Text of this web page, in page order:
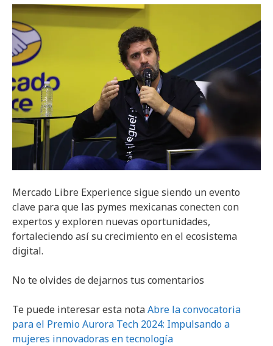
Mercado Libre Experience sigue siendo un evento
clave para que las pymes mexicanas conecten con
expertos y exploren nuevas oportunidades,
fortaleciendo así su crecimiento en el ecosistema
digital.
No te olvides de dejarnos tus comentarios
Te puede interesar esta notaAbre la convocatoria
para el Premio Aurora Tech 2024: Impulsando a
mujeres innovadoras en tecnología